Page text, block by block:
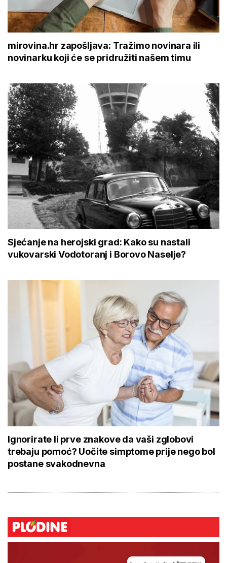
mirovina.hr zapošljava: Tražimo novinara ili
novinarku koji će se pridružiti našem timu
Sjećanje na herojski grad: Kako su nastali
vukovarski Vodotoranj i Borovo Naselje?
Ignorirate li prve znakove da vaši zglobovi
trebaju pomoć? Uočite simptome prije nego bol
postane svakodnevna